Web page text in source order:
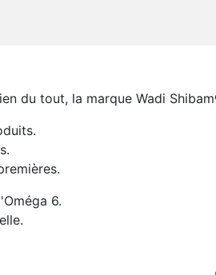
du tout, la marque Wadi
6.